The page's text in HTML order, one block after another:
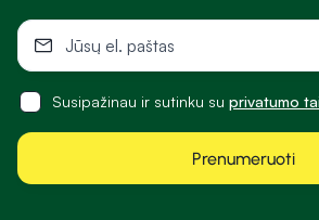
Susipažinau ir sutinku su privatumo
Prenumeruoti